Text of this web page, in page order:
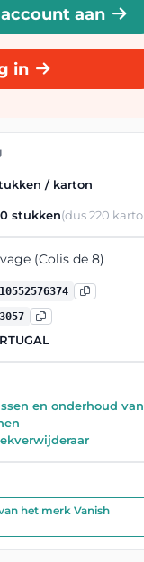
aan
in
/ karton
stukken(dus 220
(Colis de 8)
en onderhoud van
het merk Vanish